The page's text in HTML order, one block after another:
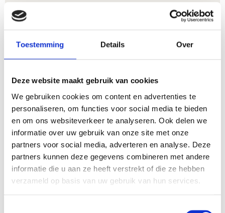
Toestemming Details Over
Deze website maakt gebruik van cookies
We gebruiken cookies om content en advertenties te
personaliseren, om functies voor social media te bieden
en om ons websiteverkeer te analyseren. Ook delen we
informatie over uw gebruik van onze site met onze
partners voor social media, adverteren en analyse. Deze
partners kunnen deze gegevens combineren met andere
informatie die u aan ze heeft verstrekt of die ze hebben
verzameld op basis van uw gebruik van hun services.
Keuken
Portugese keuken recepten
braadpan
pan
Ingrediënten 1x 2x 3x
700 gr rundvlees of kalfsvlees in blokjes